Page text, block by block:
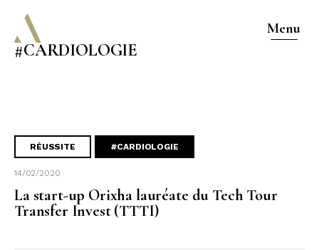
Menu
#CARDIOLOGIE
RÉUSSITE #CARDIOLOGIE
14/02/2020
La start-up Orixha lauréate du Tech Tour
Transfer Invest (TTTI)